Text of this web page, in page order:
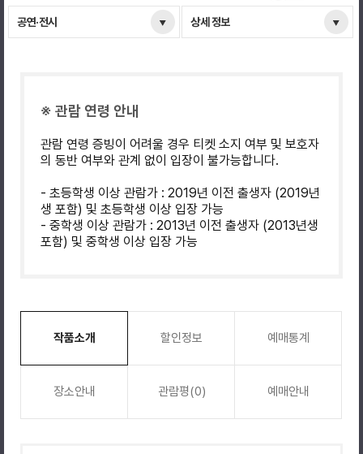
공연·전시 상세 정보
※ 관람 연령 안내
관람 연령 증빙이 어려울 경우 티켓 소지 여부 및 보호자
의 동반 여부와 관계 없이 입장이 불가능합니다.
- 초등학생 이상 관람가 : 2019년 이전 출생자 (2019년
생 포함) 및 초등학생 이상 입장 가능
- 중학생 이상 관람가 : 2013년 이전 출생자 (2013년생
포함) 및 중학생 이상 입장 가능
작품소개 할인정보 예매통계
장소안내 관람평(0) 예매안내